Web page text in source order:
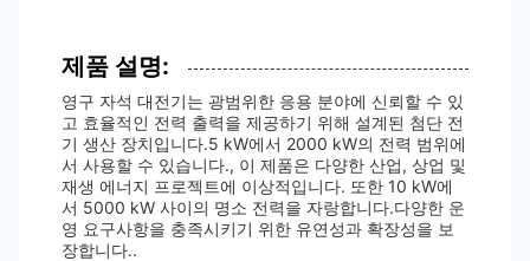
제품 설명:
영구 자석 대전기는 광범위한 응용 분야에 신뢰할 수 있
고 효율적인 전력 출력을 제공하기 위해 설계된 첨단 전
기 생산 장치입니다.5 kW에서 2000 kW의 전력 범위에
서 사용할 수 있습니다., 이 제품은 다양한 산업, 상업 및
재생 에너지 프로젝트에 이상적입니다. 또한 10 kW에
서 5000 kW 사이의 명소 전력을 자랑합니다.다양한 운
영 요구사항을 충족시키기 위한 유연성과 확장성을 보
장합니다..